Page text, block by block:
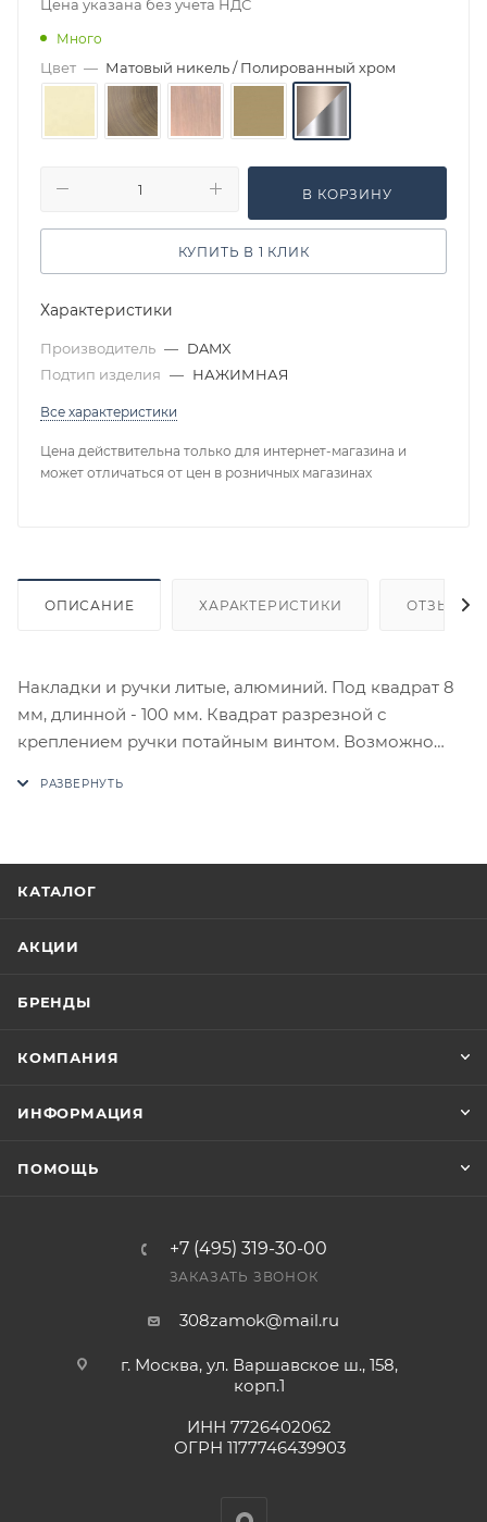
Цена указана без учета НДС
Много
Цвет — Матовый никель / Полированный хром
В КОРЗИНУ
КУПИТЬ В 1 КЛИК
Характеристики
Производитель — DAMX
Подтип изделия — НАЖИМНАЯ
Все характеристики
Цена действительна только для интернет-магазина и
может отличаться от цен в розничных магазинах
ОПИСАНИЕ ХАРАКТЕРИСТИКИ ОТЗЫВЫ
Накладки и ручки литые, алюминий. Под квадрат 8
мм, длинной - 100 мм. Квадрат разрезной с
креплением ручки потайным винтом. Возможно
Цены на сайте не являются оптовыми и
приходит письмо только для подтверждения, что
счете после проверки товара на наличие на складе.
оплата выставленного счета.
КАТАЛОГ
АКЦИИ
БРЕНДЫ
КОМПАНИЯ
ИНФОРМАЦИЯ
ПОМОЩЬ
+7 (495) 319-30-00
ЗАКАЗАТЬ ЗВОНОК
308zamok@mail.ru
г. Москва, ул. Варшавское ш., 158,
корп.1
ИНН 7726402062
ОГРН 1177746439903